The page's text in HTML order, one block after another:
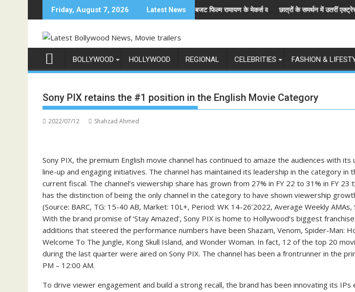
to
Friday, August 7, 2026 Latest News
Story of Revenge and Love
श्री रामलीला महासंघ का रणबीर कपूर की मेगा बजट फिल्म रामायण के मेकर्स को चेतावनीछात्रों के समर्थन में उतरीं एक्ट्रेस खुशी
BOLLYWOOD HOLLYWOOD REGIONAL CELEBRITIES FASHION &
Sony PIX retains the #1 position in the English Movie Category
2022/07/12 Shahzad Ahmed
Sony PIX, the premium English movie channel has continued to amaze the audiences with its
line-up and engaging initiatives. The channel has maintained its leadership in the category
current fiscal. The channel’s viewership share has grown from 27% in FY 22 to 31% in FY
has the distinction of being the only channel in the category to have shown viewership
(Source: BARC, TG: 15-40 AB, Market: 10L+, Period: WK 14-26’2022, Average Weekly AMAs,
With the brand promise of ‘Stay Amazed’, Sony PIX is home to Hollywood’s biggest
additions that steered the performance numbers have been Shazam, Venom, Spider-Man:
Welcome To The Jungle, Kong Skull Island, and Wonder Woman. In fact, 12 of the top 20
during the last quarter were aired on Sony PIX. The channel has been a frontrunner in the
PM – 12:00 AM.
To drive viewer engagement and build a strong recall, the brand has been innovating its IPs